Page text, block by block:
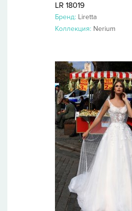
LR 18019
Бренд: Liretta
Коллекция: Nerium